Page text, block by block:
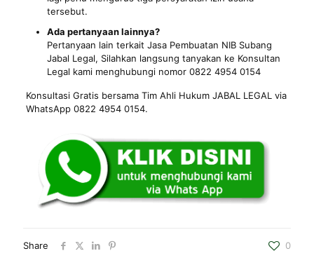
tersebut.
Ada pertanyaan lainnya?
Pertanyaan lain terkait Jasa Pembuatan NIB Subang
Jabal Legal, Silahkan langsung tanyakan ke Konsultan
Legal kami menghubungi nomor 0822 4954 0154
Konsultasi Gratis bersama Tim Ahli Hukum JABAL LEGAL via
WhatsApp 0822 4954 0154.
Share 0